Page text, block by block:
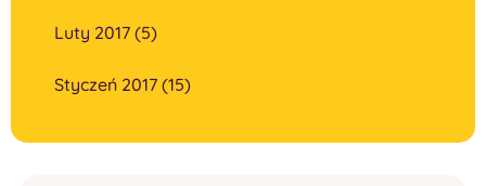
Luty 2017 (5)
Styczeń 2017 (15)